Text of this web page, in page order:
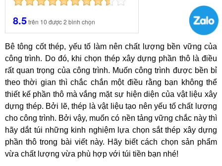
8.5trên 10 được2 bình chọn
Bê tông cốt thép, yếu tố làm nên chất lượng bền vững của
công trình. Do đó, khi chọn thép xây dựng phần thô là điều
rất quan trọng của công trình. Muốn công trình được bền bỉ
theo thời gian thì chắc chắn một điều rằng bạn không thể
thiết kế phần thô mà vắng mặt sự hiện diện của vật liệu xây
dựng thép. Bởi lẽ, thép là vật liệu tạo nên yếu tố chất lượng
cho công trình. Bởi vậy, muốn có nền tảng vững chắc này thì
hãy dắt túi những kinh nghiệm lựa chọn sắt thép xây dựng
phần thô trong bài viết này. Hãy biết cách chọn sản phẩm
vừa chất lượng vừa phù hợp với túi tiền bạn nhé!